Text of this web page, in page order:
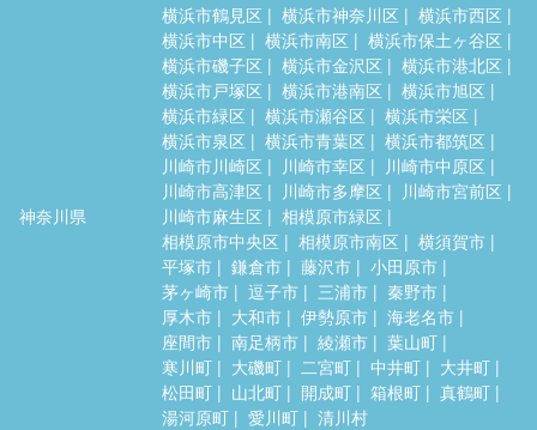
神奈川県
横浜市鶴見区 横浜市神奈川区
横浜市西区
横浜市中区
横浜市南区
横浜市保土ヶ谷区
横浜市磯子区
横浜市金沢区
横浜市港北区
横浜市戸塚区
横浜市港南区
横浜市旭区
横浜市緑区
横浜市瀬谷区
横浜市栄区
横浜市泉区
横浜市青葉区
横浜市都筑区
川崎市川崎区
川崎市幸区
川崎市中原区
川崎市高津区
川崎市多摩区
川崎市宮前区
川崎市麻生区
相模原市緑区
相模原市中央区
相模原市南区
横須賀市
平塚市
鎌倉市 藤沢市
小田原市
茅ヶ崎市
逗子市 三浦市
秦野市
厚木市
大和市 伊勢原市
海老名市
座間市
南足柄市 綾瀬市
葉山町
寒川町
大磯町 二宮町 中井町
大井町
松田町
山北町 開成町 箱根町
真鶴町
湯河原町
愛川町 清川村